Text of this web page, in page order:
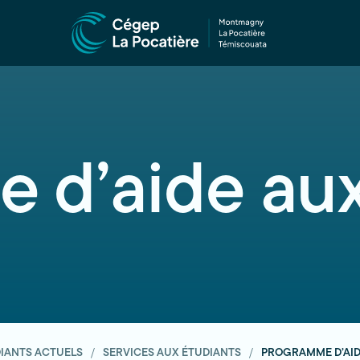
d’aide
ACTUELS SERVICES AUX ÉTUDIANTS PROGRAMME